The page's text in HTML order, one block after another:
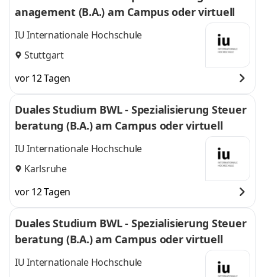
anagement (B.A.) am Campus oder virtuell
IU Internationale Hochschule
Stuttgart
vor 12 Tagen
Duales Studium BWL - Spezialisierung Steuer
beratung (B.A.) am Campus oder virtuell
IU Internationale Hochschule
Karlsruhe
vor 12 Tagen
Duales Studium BWL - Spezialisierung Steuer
beratung (B.A.) am Campus oder virtuell
IU Internationale Hochschule